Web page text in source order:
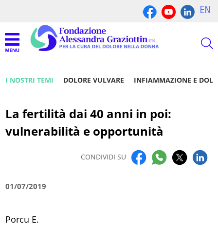
EN
I NOSTRI TEMI DOLORE VULVARE INFIAMMAZIONE E
La fertilità dai 40 anni in poi:
vulnerabilità e opportunità
CONDIVIDI SU
01/07/2019
Porcu E.